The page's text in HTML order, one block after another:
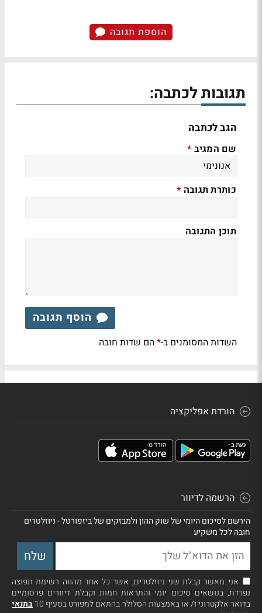
הוספת תגובה
תגובות לכתבה:
הגב לכתבה
שם המגיב *
כותרת תגובה *
תוכן התגובה
הוסף תגובה
השדות המסומנים ב-*הם שדות חובה
הורדת אפליקציה
הרשמה לדיוור
הירשם לסיכום היומי של שוק ההון ולמבזקים של ביזפורטל - ניוזלטרים
חובה לכל משקיע
אני מאשר קבלת שני ניוזלטרים, אשר כל אחד מהווה רשימת תפוצה
נפרדת, בנושאים סיכום יומי והתראות חמות וקבלת דיוורים פרסומיים
בדואר אלקטרוני ו/ או באמצעות הסלולר בהתאם למפורט בסעיף 10
בתנאי